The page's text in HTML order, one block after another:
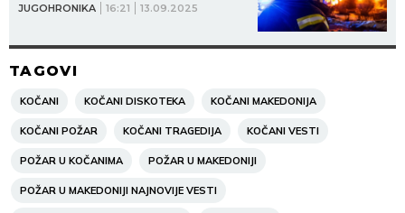
JUGOHRONIKA 16:21 13.09.2025
TAGOVI
KOČANI KOČANI DISKOTEKA KOČANI MAKEDONIJA
KOČANI POŽAR KOČANI TRAGEDIJA KOČANI VESTI
POŽAR U KOČANIMA POŽAR U MAKEDONIJI
POŽAR U MAKEDONIJI NAJNOVIJE VESTI